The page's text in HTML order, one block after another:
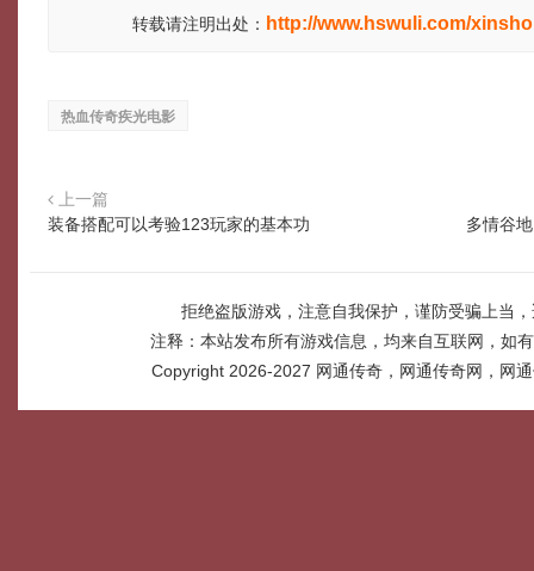
转载请注明出处： http://www.hswuli.com/
热血传奇疾光电影
上一篇
装备搭配可以考验123玩家的基本功
多情谷
拒绝盗版游戏，注意自我保护，谨防受骗上当
注释：本站发布所有游戏信息，均来自互联网，如
Copyright 2026-2027 网通传奇，网通传奇网，网